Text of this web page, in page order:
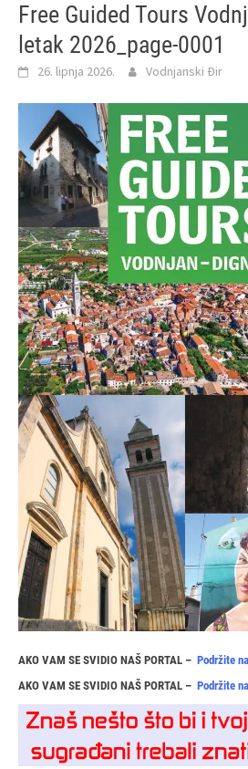
Free Guided Tours
letak 2026_page-0001
26. lipnja 2026. Vodnjanski Đir
AKO VAM SE SVIDIO NAŠ PORTAL – Podržite
AKO VAM SE SVIDIO NAŠ PORTAL – Podržite